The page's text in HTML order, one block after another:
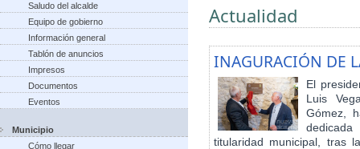
Saludo del alcalde
Equipo de gobierno
Información general
Tablón de anuncios
Impresos
Documentos
Eventos
Municipio
Cómo llegar
Actualidad
INAGURACIÓN DE
El
Luis
Gómez,
titularidad municipal, tras